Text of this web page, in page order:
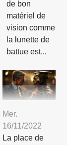
de bon
matériel de
vision comme
la lunette de
battue est...
Mer.
16/11/2022
La place de